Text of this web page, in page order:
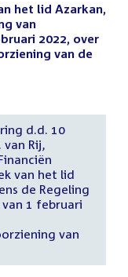
het lid Azarkan,
van
2022, over
van de
d.d. 10
van Rij,
van het lid
de Regeling
1 februari
van